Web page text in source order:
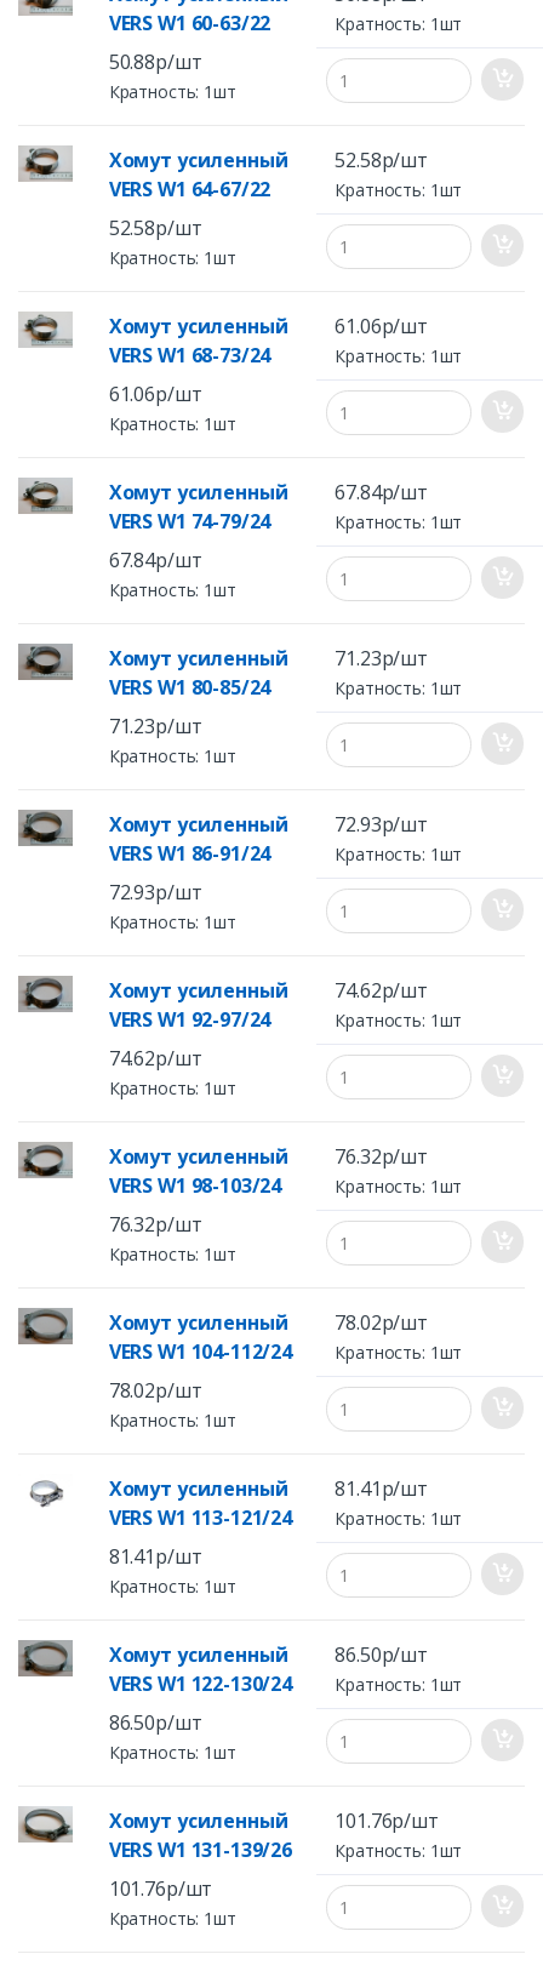
VERS W1 60-63/22
50.88р/шт
Кратность: 1шт
Кратность: 1шт
Хомут усиленный
VERS W1 64-67/22
52.58р/шт
Кратность: 1шт
52.58р/шт
Кратность: 1шт
Хомут усиленный
VERS W1 68-73/24
61.06р/шт
Кратность: 1шт
61.06р/шт
Кратность: 1шт
Хомут усиленный
VERS W1 74-79/24
67.84р/шт
Кратность: 1шт
67.84р/шт
Кратность: 1шт
Хомут усиленный
VERS W1 80-85/24
71.23р/шт
Кратность: 1шт
71.23р/шт
Кратность: 1шт
Хомут усиленный
VERS W1 86-91/24
72.93р/шт
Кратность: 1шт
72.93р/шт
Кратность: 1шт
Хомут усиленный
VERS W1 92-97/24
74.62р/шт
Кратность: 1шт
74.62р/шт
Кратность: 1шт
Хомут усиленный
VERS W1 98-103/24
76.32р/шт
Кратность: 1шт
76.32р/шт
Кратность: 1шт
Хомут усиленный
VERS W1 104-112/24
78.02р/шт
Кратность: 1шт
78.02р/шт
Кратность: 1шт
Хомут усиленный
VERS W1 113-121/24
81.41р/шт
Кратность: 1шт
81.41р/шт
Кратность: 1шт
Хомут усиленный
VERS W1 122-130/24
86.50р/шт
Кратность: 1шт
86.50р/шт
Кратность: 1шт
Хомут усиленный
VERS W1 131-139/26
101.76р/шт
Кратность: 1шт
101.76р/шт
Кратность: 1шт